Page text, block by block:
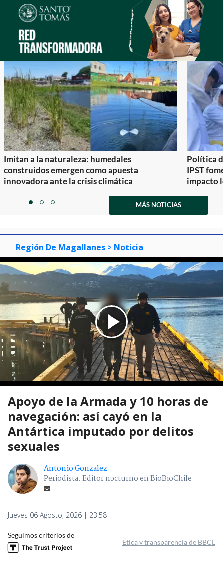
Imitan a la naturaleza: humedales
construidos emergen como apuesta
innovadora ante la crisis climática
Política
IPST
impacto
itemitemitem
MÁS NOTICIAS
Región De Magallanes > Noticia
Apoyo de la Armada y 10 horas de
navegación: así cayó en la
Antártica imputado por delitos
sexuales
Antonio Gonzalez
Periodista. Editor nocturno en BioBioChile
Jueves 06 Agosto, 2026 | 23:58
Seguimos criterios de
Ética y transparencia de BBCL